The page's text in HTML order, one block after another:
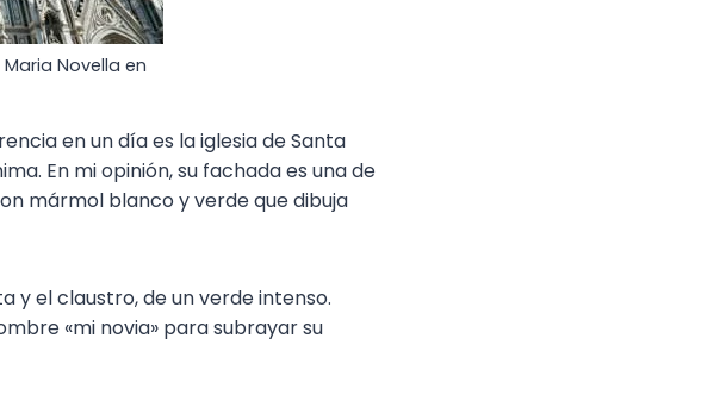
Novella en
en un día es la iglesia de Santa
En mi opinión, su fachada es una de
mármol blanco y verde que dibuja
y el claustro, de un verde intenso.
«mi novia» para subrayar su